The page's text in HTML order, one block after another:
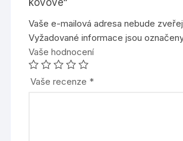
kovové“
Vaše e-mailová adresa nebude
Vyžadované informace jsou
Vaše hodnocení
Vaše recenze *